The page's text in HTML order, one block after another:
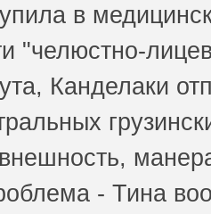
в
"челюстно-
Канделаки
- Тина